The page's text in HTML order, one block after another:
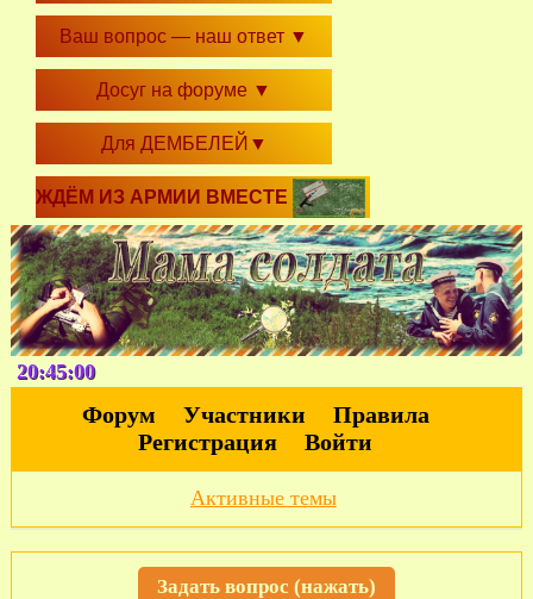
Ваш вопрос — наш ответ ▼
Досуг на форуме ▼
Для ДЕМБЕЛЕЙ ▼
ЖДЁМ ИЗ АРМИИ ВМЕСТЕ
20:45:01
Форум Участники
Правила
Регистрация
Войти
Активные темы
Задать вопрос (нажать)